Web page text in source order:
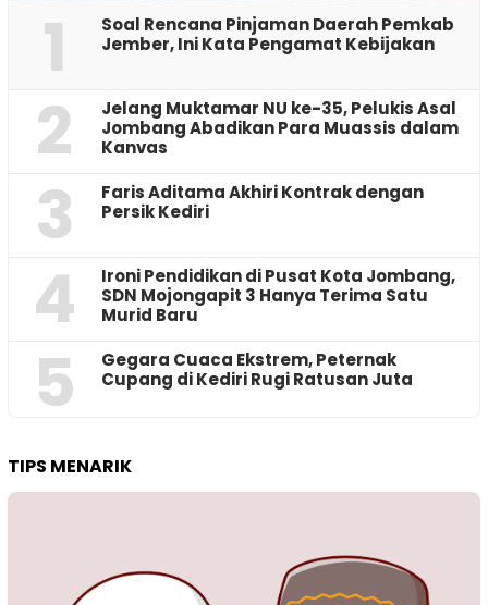
1
‎Soal Rencana Pinjaman Daerah Pemkab
Jember, Ini Kata Pengamat Kebijakan ‎
2
Jelang Muktamar NU ke-35, Pelukis Asal
Jombang Abadikan Para Muassis dalam
Kanvas
3
Faris Aditama Akhiri Kontrak dengan
Persik Kediri
4
Ironi Pendidikan di Pusat Kota Jombang,
SDN Mojongapit 3 Hanya Terima Satu
Murid Baru
5
‎Gegara Cuaca Ekstrem, Peternak
Cupang di Kediri Rugi Ratusan Juta
TIPS MENARIK